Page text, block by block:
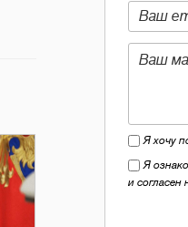
Я хочу
Я
и согласен